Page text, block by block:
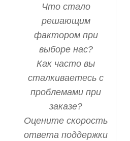
Что стало
решающим
фактором при
выборе нас?
Как часто вы
сталкиваетесь с
проблемами при
заказе?
Оцените скорость
ответа поддержки